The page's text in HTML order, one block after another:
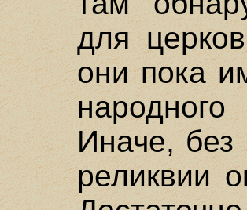
для
они пока
Иначе,
реликвии